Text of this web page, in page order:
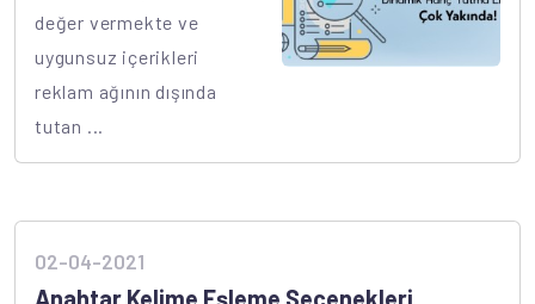
değer vermekte ve
uygunsuz içerikleri
reklam ağının dışında
tutan ...
02-04-2021
Anahtar Kelime Eşleme Seçenekleri